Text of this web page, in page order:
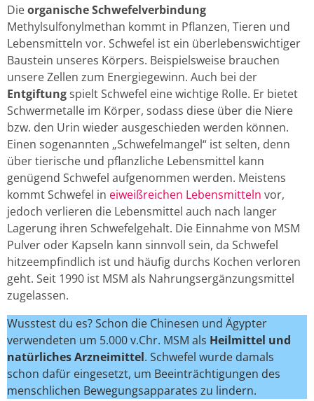
Dieorganische Schwefelverbindung
Methylsulfonylmethan kommt in Pflanzen, Tieren und
Lebensmitteln vor. Schwefel ist ein überlebenswichtiger
Baustein unseres Körpers. Beispielsweise brauchen
unsere Zellen zum Energiegewinn. Auch bei der
Entgiftungspielt Schwefel eine wichtige Rolle. Er bietet
Schwermetalle im Körper, sodass diese über die Niere
bzw. den Urin wieder ausgeschieden werden können.
Einen sogenannten „Schwefelmangel“ ist selten, denn
über tierische und pflanzliche Lebensmittel kann
genügend Schwefel aufgenommen werden. Meistens
kommt Schwefel in eiweißreichen Lebensmitteln vor,
jedoch verlieren die Lebensmittel auch nach langer
Lagerung ihren Schwefelgehalt. Die Einnahme von MSM
Pulver oder Kapseln kann sinnvoll sein, da Schwefel
hitzeempfindlich ist und häufig durchs Kochen verloren
geht. Seit 1990 ist MSM als Nahrungsergänzungsmittel
zugelassen.
Wusstest du es? Schon die Chinesen und Ägypter
verwendeten um 5.000 v.Chr. MSM als Heilmittel und
natürliches Arzneimittel. Schwefel wurde damals
schon dafür eingesetzt, um Beeinträchtigungen des
menschlichen Bewegungsapparates zu lindern.